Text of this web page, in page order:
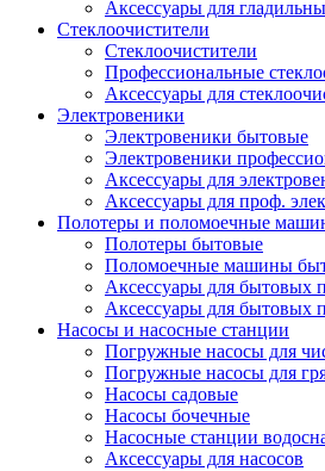
Аксессуары для
Стеклоочистители
Стеклоочистители
Профессиональные
Аксессуары для
Электровеники
Электровеники бытовые
Электровеники
Аксессуары для
Аксессуары для проф.
Полотеры и поломоечные
Полотеры бытовые
Поломоечные машины
Аксессуары для бытовых
Аксессуары для бытовых
Насосы и насосные станции
Погружные насосы для
Погружные насосы для
Насосы садовые
Насосы бочечные
Насосные станции
Аксессуары для насосов